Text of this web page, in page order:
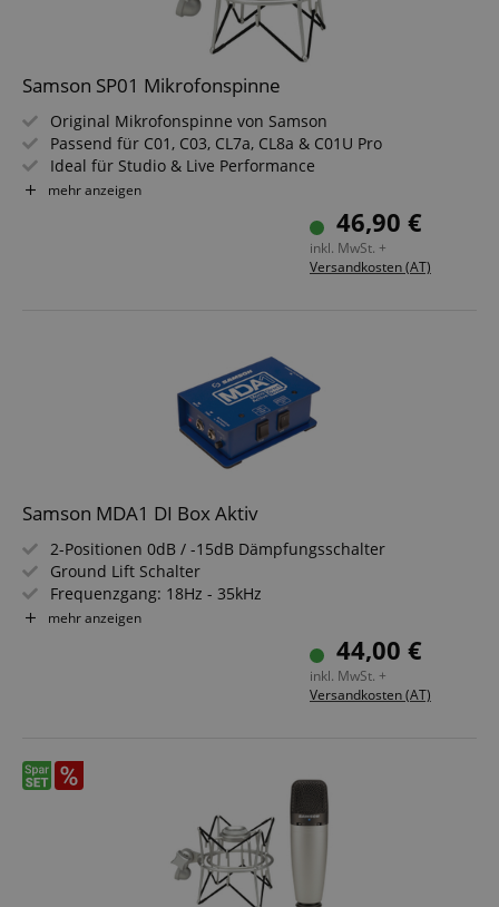
Samson SP01 Mikrofonspinne
Original Mikrofonspinne von Samson
Passend für C01, C03, CL7a, CL8a & C01U Pro
Ideal für Studio & Live Performance
Ideal für Multimedia-Anwendung & VOIP
Passend für alle gängigen Mikrofonstative
mehr anzeigen
46,90 €
inkl. MwSt. +
Versandkosten (AT)
Samson MDA1 DI Box Aktiv
2-Positionen 0dB / -15dB Dämpfungsschalter
Ground Lift Schalter
Frequenzgang: 18Hz - 35kHz
Impedanz: 200 Ohm
mehr anzeigen
44,00 €
inkl. MwSt. +
Versandkosten (AT)